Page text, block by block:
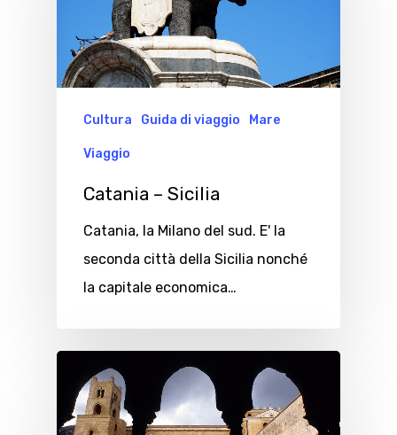
Cultura Guida di viaggio Mare
Viaggio
Catania – Sicilia
Catania, la Milano del sud. E' la
seconda città della Sicilia nonché
la capitale economica…